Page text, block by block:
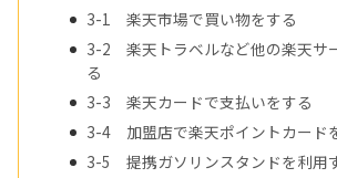
3-1 楽天市場で買い物をする
3-2 楽天トラベルなど他の楽天サ
る
3-3 楽天カードで支払いをする
3-4 加盟店で楽天ポイントカード
3-5 提携ガソリンスタンドを利用